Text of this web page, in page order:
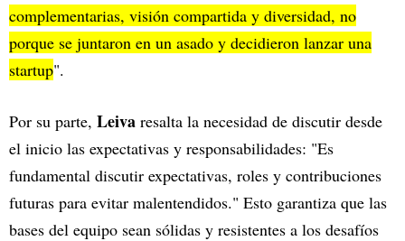
complementarias, visión compartida y diversidad, no
porque se juntaron en un asado y decidieron lanzar una
startup".
Por su parte, Leiva resalta la necesidad de discutir desde
el inicio las expectativas y responsabilidades: "Es
fundamental discutir expectativas, roles y contribuciones
futuras para evitar malentendidos." Esto garantiza que las
bases del equipo sean sólidas y resistentes a los desafíos